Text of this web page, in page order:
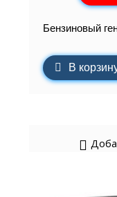
Бензиновый
В